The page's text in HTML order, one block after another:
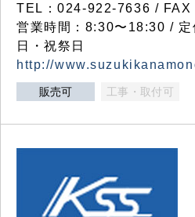
TEL：024-922-7636 /
営業時間：8:30〜18:30 / 定
日・祝祭日
http://
販売可 工事・取付可